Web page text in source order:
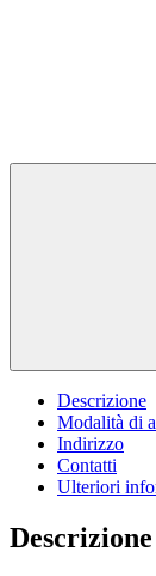
Descrizione
Modalità di
Indirizzo
Contatti
Ulteriori
Descrizione